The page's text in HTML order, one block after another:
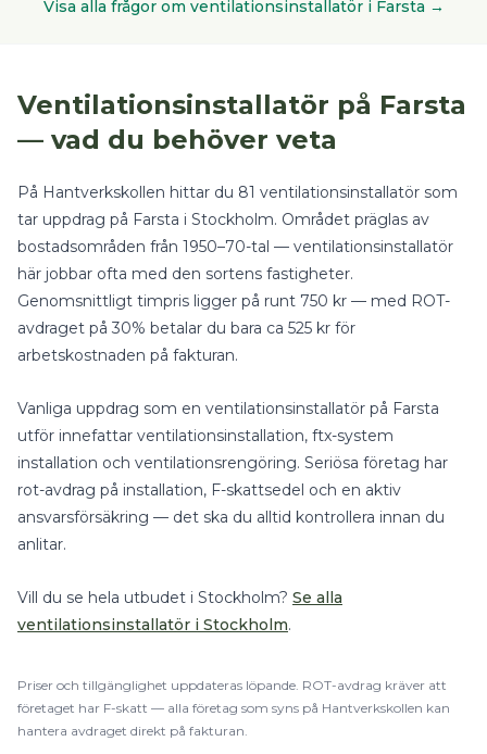
Visa alla frågor om ventilationsinstallatöri Farsta →
Ventilationsinstallatör på Farsta
— vad du behöver veta
På Hantverkskollen hittar du 81 ventilationsinstallatör som
tar uppdrag på Farsta i Stockholm. Området präglas av
bostadsområden från 1950–70-tal — ventilationsinstallatör
här jobbar ofta med den sortens fastigheter.
Genomsnittligt timpris ligger på runt 750 kr — med ROT-
avdraget på 30% betalar du bara ca 525 kr för
arbetskostnaden på fakturan.
Vanliga uppdrag som en ventilationsinstallatör på Farsta
utför innefattar ventilationsinstallation, ftx-system
installation och ventilationsrengöring. Seriösa företag har
rot-avdrag på installation, F-skattsedel och en aktiv
ansvarsförsäkring — det ska du alltid kontrollera innan du
anlitar.
Vill du se hela utbudet i Stockholm? Se alla
ventilationsinstallatör i Stockholm.
Priser och tillgänglighet uppdateras löpande. ROT-avdrag kräver att
företaget har F-skatt — alla företag som syns på Hantverkskollen kan
hantera avdraget direkt på fakturan.